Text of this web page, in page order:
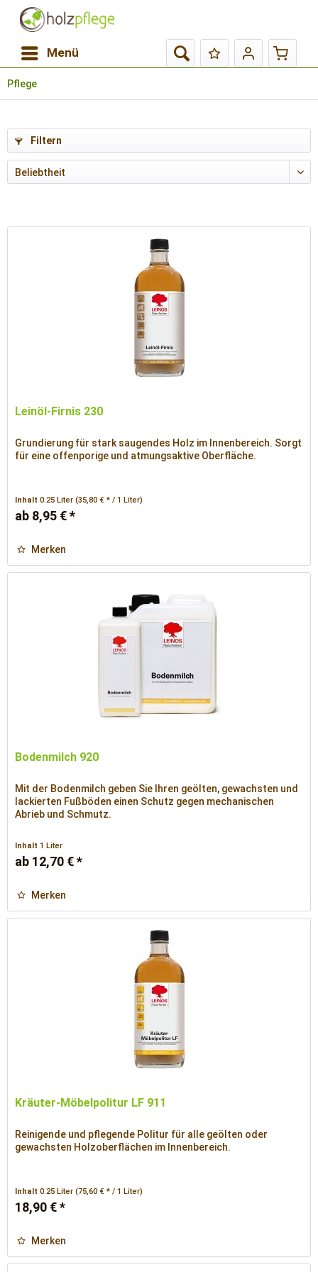
Menü
Pflege
Filtern
Leinöl-Firnis 230
Grundierung für stark saugendes Holz im Innenbereich. Sorgt
für eine offenporige und atmungsaktive Oberfläche.
Inhalt0.25 Liter(35,80 € * / 1 Liter)
ab 8,95 € *
Merken
Bodenmilch 920
Mit der Bodenmilch geben Sie Ihren geölten, gewachsten und
lackierten Fußböden einen Schutz gegen mechanischen
Abrieb und Schmutz.
Inhalt1 Liter
ab 12,70 € *
Merken
Kräuter-Möbelpolitur LF 911
Reinigende und pflegende Politur für alle geölten oder
gewachsten Holzoberflächen im Innenbereich.
Inhalt0.25 Liter(75,60 € * / 1 Liter)
18,90 € *
Merken